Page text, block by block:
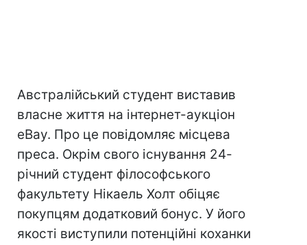
Австралійський студент виставив
власне життя на інтернет-аукціон
eBay. Про це повідомляє місцева
преса. Окрім свого існування 24-
річний студент філософського
факультету Нікаель Холт обіцяє
покупцям додатковий бонус. У його
якості виступили потенційні коханки